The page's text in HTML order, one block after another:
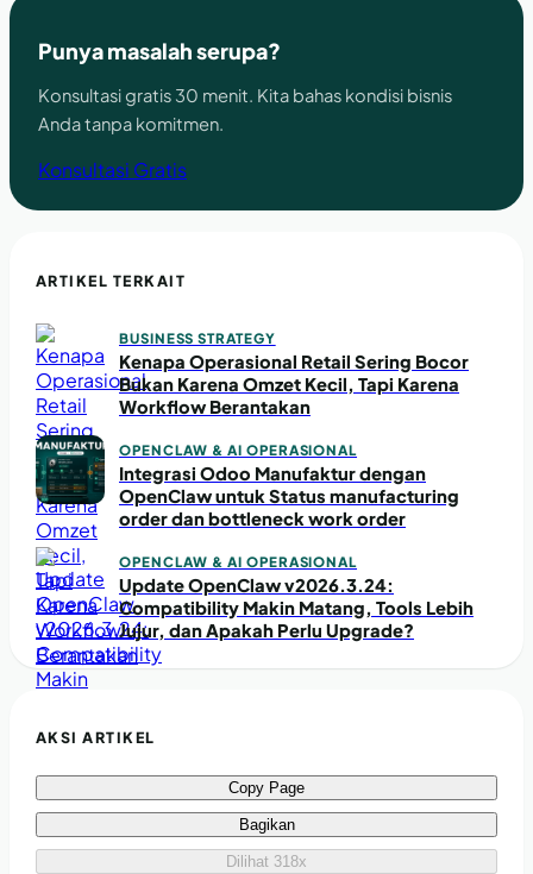
Punya masalah serupa?
Konsultasi gratis 30 menit. Kita bahas kondisi bisnis
Anda tanpa komitmen.
Konsultasi Gratis
ARTIKEL TERKAIT
BUSINESS STRATEGY
Kenapa Operasional Retail Sering Bocor
Bukan Karena Omzet Kecil, Tapi Karena
Workflow Berantakan
OPENCLAW & AI OPERASIONAL
Integrasi Odoo Manufaktur dengan
OpenClaw untuk Status manufacturing
order dan bottleneck work order
OPENCLAW & AI OPERASIONAL
Update OpenClaw v2026.3.24:
Compatibility Makin Matang, Tools Lebih
Jujur, dan Apakah Perlu Upgrade?
AKSI ARTIKEL
Copy Page
Bagikan
Dilihat 318x